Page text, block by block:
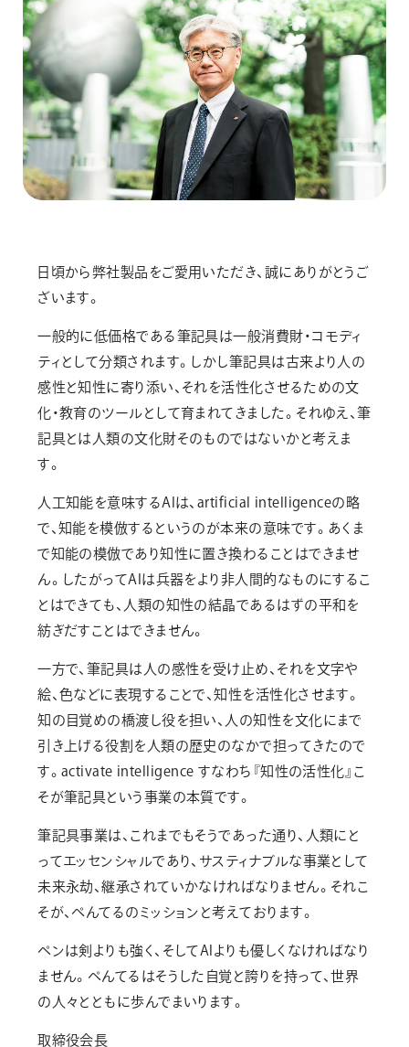
日頃から弊社製品をご愛用いただき、誠にありがとうご
ざいます。
一般的に低価格である筆記具は一般消費財・コモディ
ティとして分類されます。しかし筆記具は古来より人の
感性と知性に寄り添い、それを活性化させるための文
化・教育のツールとして育まれてきました。それゆえ、筆
記具とは人類の文化財そのものではないかと考えま
す。
人工知能を意味するAIは、artificial intelligenceの略
で、知能を模倣するというのが本来の意味です。あくま
で知能の模倣であり知性に置き換わることはできませ
ん。したがってAIは兵器をより非人間的なものにするこ
とはできても、人類の知性の結晶であるはずの平和を
紡ぎだすことはできません。
一方で、筆記具は人の感性を受け止め、それを文字や
絵、色などに表現することで、知性を活性化させます。
知の目覚めの橋渡し役を担い、人の知性を文化にまで
引き上げる役割を人類の歴史のなかで担ってきたので
す。activate intelligence すなわち『知性の活性化』こ
そが筆記具という事業の本質です。
筆記具事業は、これまでもそうであった通り、人類にと
ってエッセンシャルであり、サスティナブルな事業として
未来永劫、継承されていかなければなりません。それこ
そが、ぺんてるのミッションと考えております。
ペンは剣よりも強く、そしてAIよりも優しくなければなり
ません。ぺんてるはそうした自覚と誇りを持って、世界
の人々とともに歩んでまいります。
取締役会⻑